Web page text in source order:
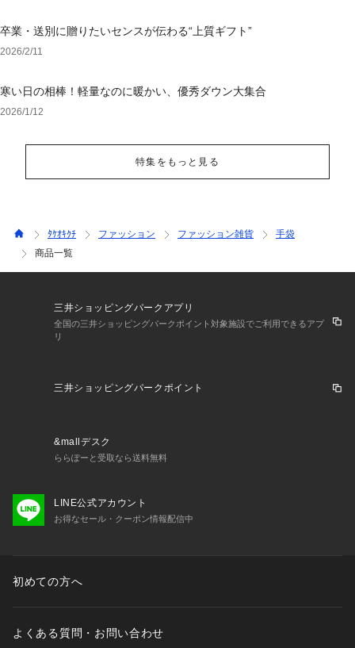
卒業・送別に贈りたいセンスが伝わる“上質ギフト”
2026/2/11
寒い日の相棒！軽量なのに暖かい、優秀ダウン大集合
2026/1/12
特集をもっと見る
ﾀｹｵｷｸﾁ ファッション ファッション雑貨
手袋
商品一覧
三井ショッピングパークアプリ
全国の三井ショッピングパークポイント対象施設でご利用できるアプ
リ
三井ショッピングパークポイント
&mallデスク
ららぽーと受取なら送料無料
LINE公式アカウント
お得なセール・クーポン情報配信中
初めての方へ
よくある質問・お問い合わせ